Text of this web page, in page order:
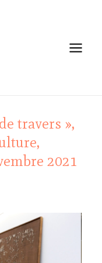
Menu
travers »,
2021